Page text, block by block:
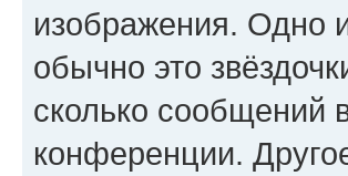
изображения. Одно
обычно это
сколько сообщений
конференции.